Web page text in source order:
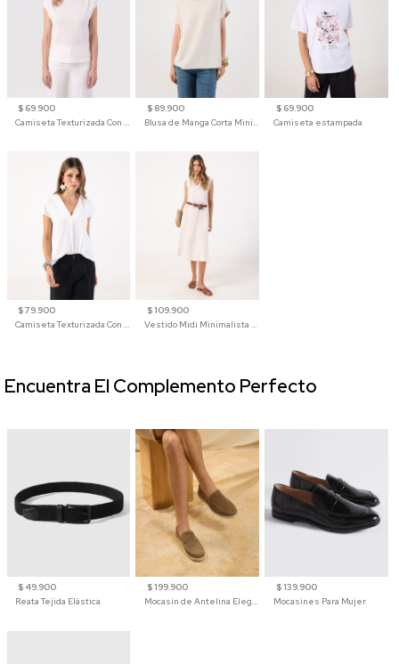
$ 69.900
$ 89.900
$ 69.900
Camiseta estampada
$ 79.900
$ 109.900
$ 49.900
Reata Tejida Elástica
$ 199.900
Mocasín de Antelina Elegante con Suela de Contraste Para Hombre
$ 139.900
Mocasines Para Mujer
Encuentra El Complemento Perfecto